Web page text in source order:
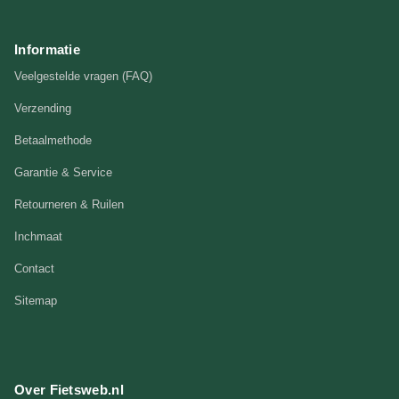
Informatie
Veelgestelde vragen (FAQ)
Verzending
Betaalmethode
Garantie & Service
Retourneren & Ruilen
Inchmaat
Contact
Sitemap
Over Fietsweb.nl